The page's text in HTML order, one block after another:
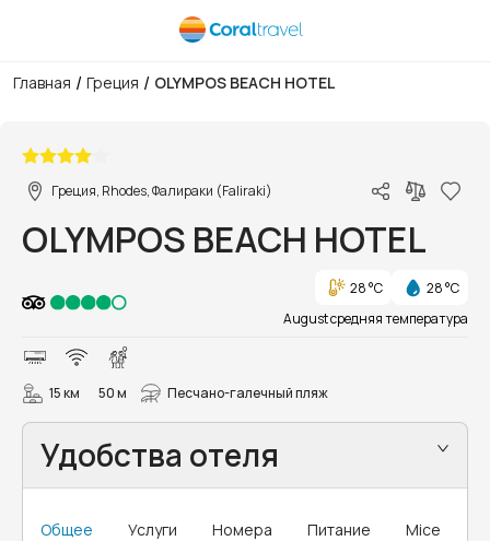
Главная / Греция / OLYMPOS BEACH HOTEL
Греция, Rhodes, Фалираки (Faliraki)
OLYMPOS BEACH HOTEL
28 °C
28 °C
August средняя температура
15 км 50 м Песчано-галечный пляж
Удобства отеля
Общее Услуги Номера Питание Mice